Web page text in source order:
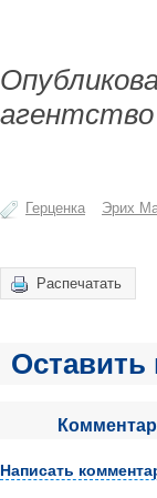
Герценка Эрих
Распечатать
Оставить
Написать